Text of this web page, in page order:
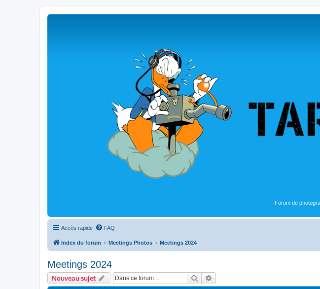
Forum de
Accès rapide FAQ
Index du forum Meetings Photos Meetings 2024
Meetings 2024
Nouveau sujet Rechercher